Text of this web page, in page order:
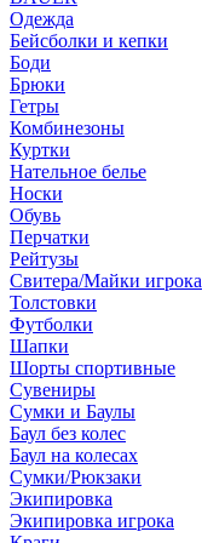
Одежда
Бейсболки и кепки
Боди
Брюки
Гетры
Комбинезоны
Куртки
Нательное белье
Носки
Обувь
Перчатки
Рейтузы
Свитера/Майки игрока
Толстовки
Футболки
Шапки
Шорты спортивные
Сувениры
Сумки и Баулы
Баул без колес
Баул на колесах
Сумки/Рюкзаки
Экипировка
Экипировка игрока